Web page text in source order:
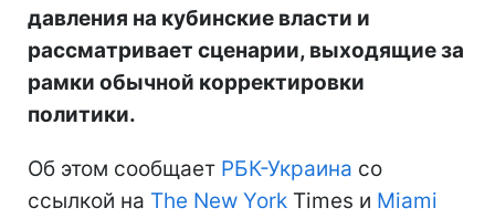
давления на кубинские власти и
рассматривает сценарии, выходящие за
рамки обычной корректировки
политики.
Об этом сообщает РБК-Украина со
ссылкой на The New York Times и Miami